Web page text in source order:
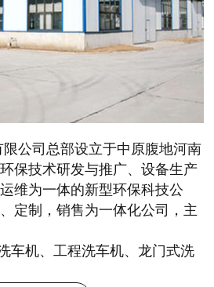
公司总部设立于中原腹地河南
保技术研发与推广、设备生产
维为一体的新型环保科技公
定制，销售为一体化公司，主
车机、工程洗车机、龙门式洗